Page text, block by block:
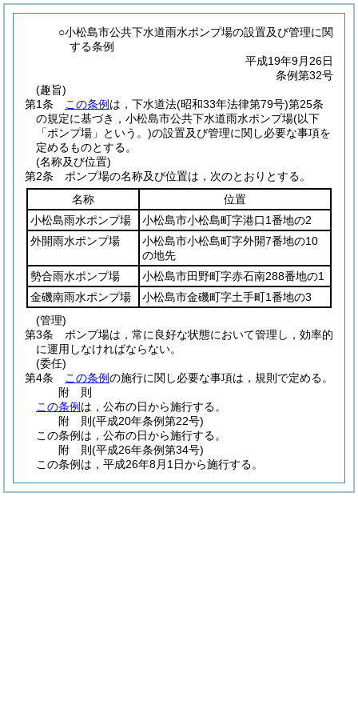
○小松島市公共下水道雨水ポンプ場の設置及び管理に関
する条例
平成19年9月26日
条例第32号
(趣旨)
第1条
この条例 は，下水道法(昭和33年法律第79号)第25条
の規定に基づき，小松島市公共下水道雨水ポンプ場(以下
「ポンプ場」という。)の設置及び管理に関し必要な事項を
定めるものとする。
(名称及び位置)
第2条
ポンプ場の名称及び位置は，次のとおりとする。
名称
位置
小松島雨水ポンプ場
小松島市小松島町字港口1番地の2
外開雨水ポンプ場
小松島市小松島町字外開7番地の10
の地先
勢合雨水ポンプ場
小松島市田野町字赤石南288番地の1
金磯南雨水ポンプ場
小松島市金磯町字土手町1番地の3
(管理)
第3条
ポンプ場は，常に良好な状態において管理し，効率的
に運用しなければならない。
(委任)
第4条
この条例の施行に関し必要な事項は，規則で定める。
附 則
この条例 は，公布の日から施行する。
附 則(平成20年条例第22号)
この条例は，公布の日から施行する。
附 則(平成26年条例第34号)
この条例は，平成26年8月1日から施行する。